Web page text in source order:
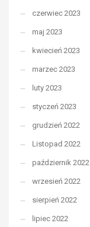
czerwiec 2023
maj 2023
kwiecień 2023
marzec 2023
luty 2023
styczeń 2023
grudzień 2022
Listopad 2022
październik 2022
wrzesień 2022
sierpień 2022
lipiec 2022